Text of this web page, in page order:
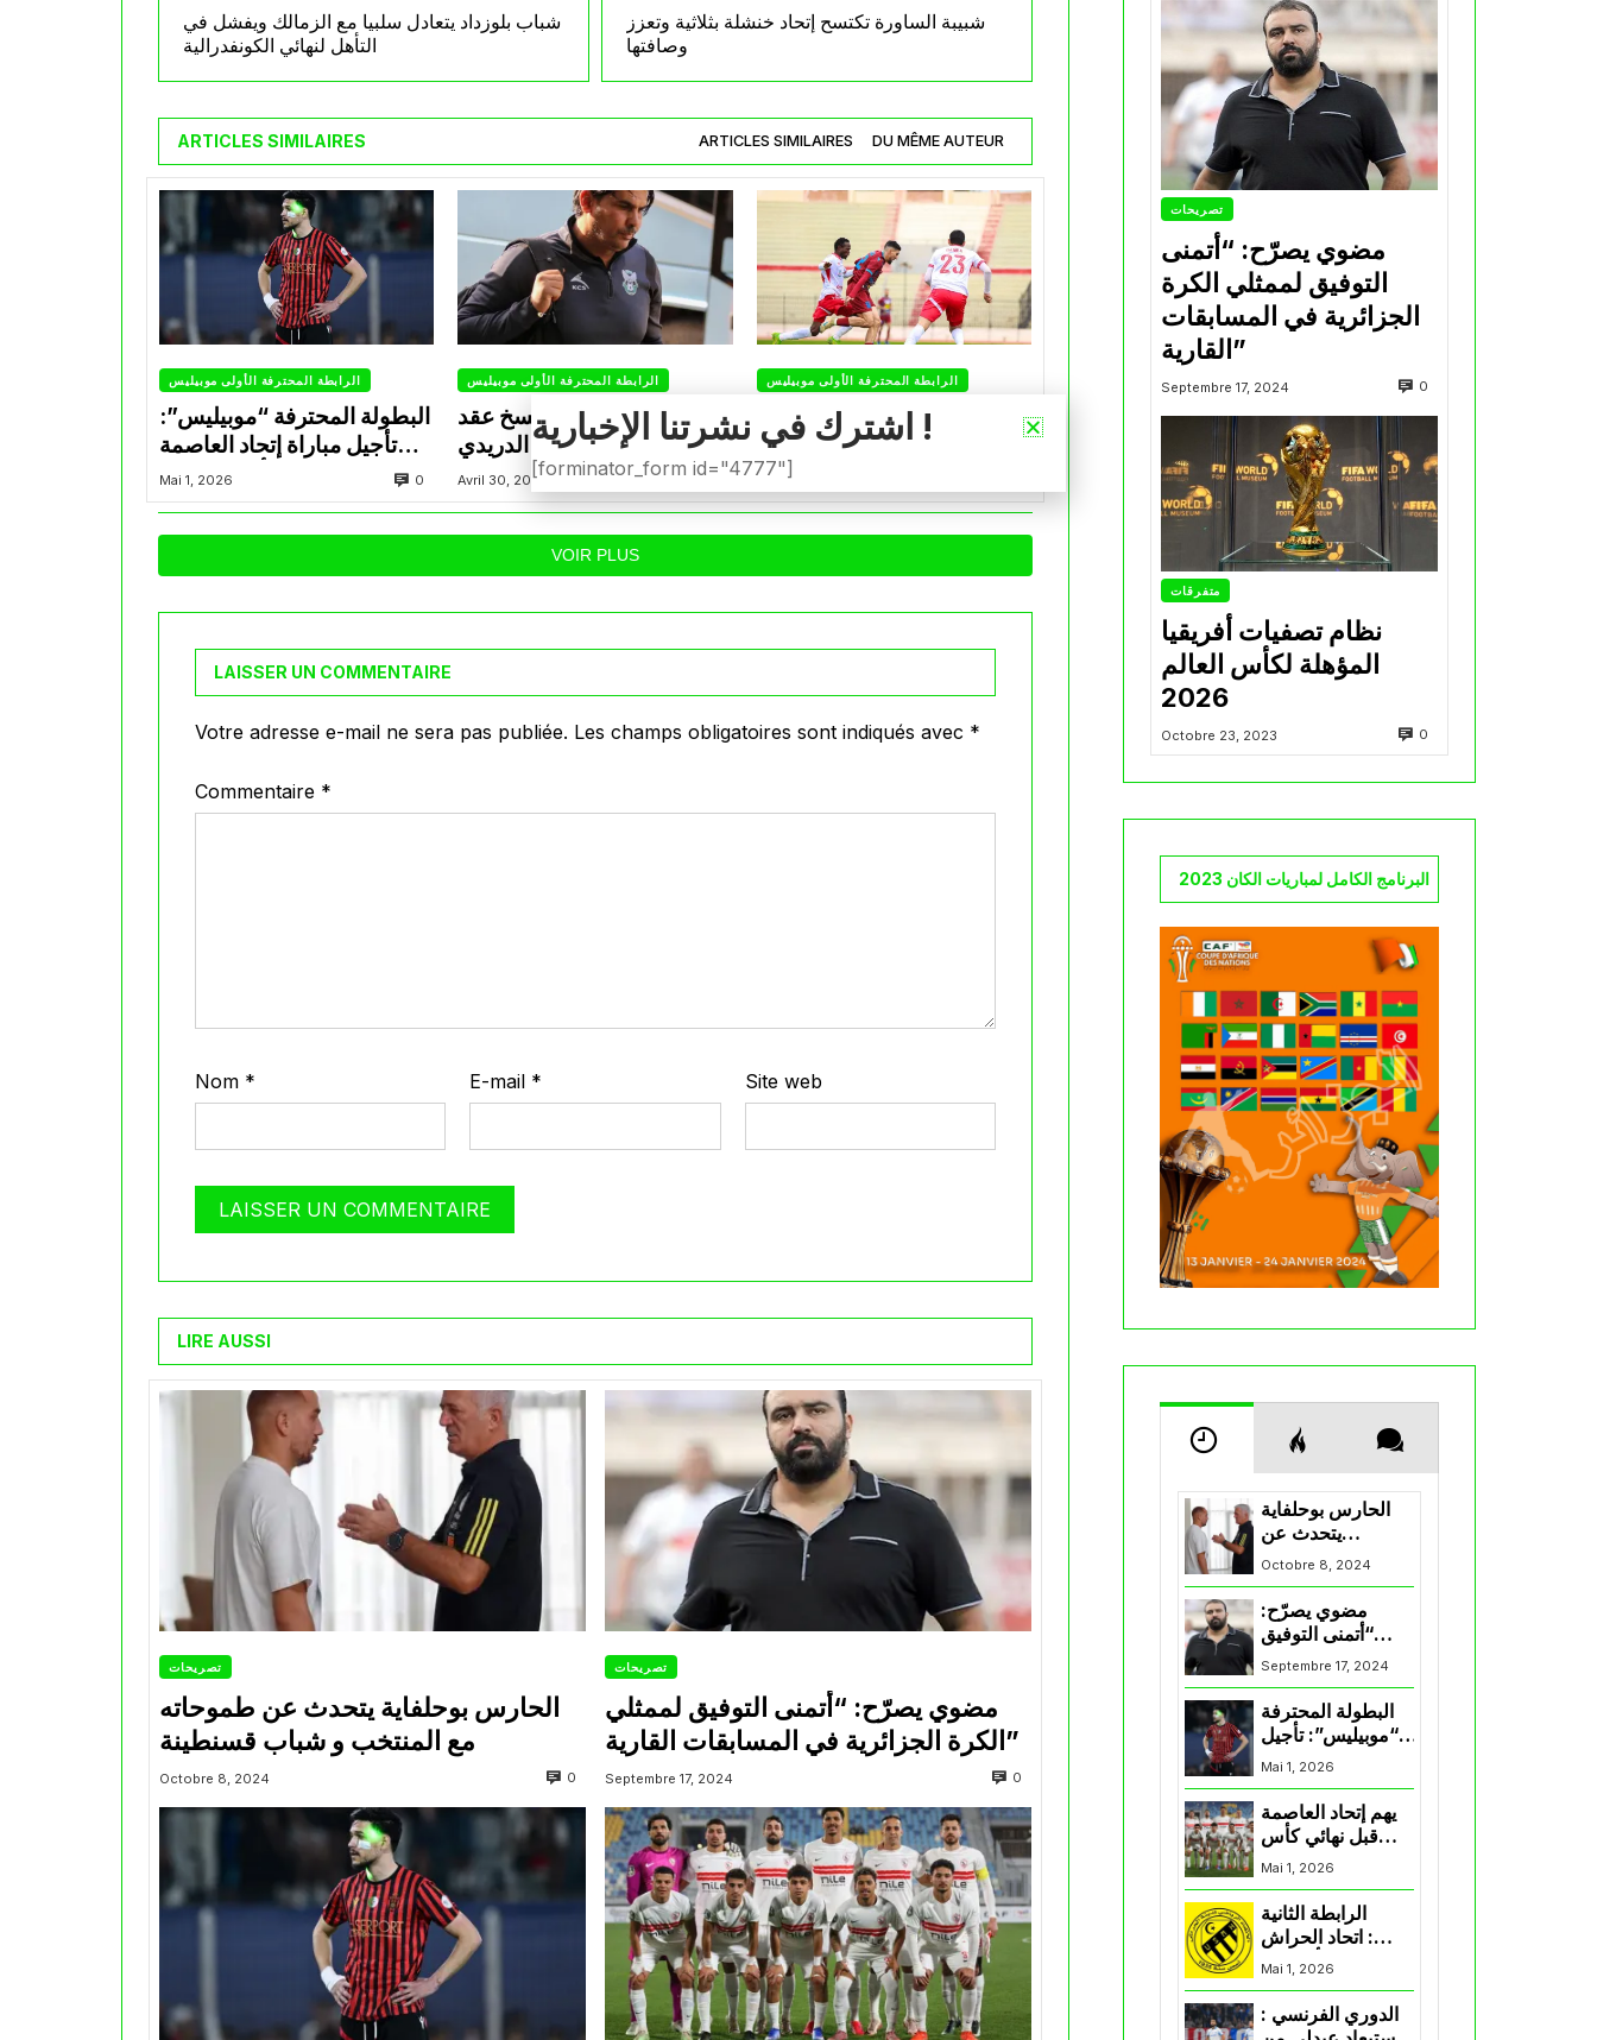
شباب بلوزداد يتعادل سلبيا مع الزمالك ويفشل في
التأهل لنهائي الكونفدرالية
شبيبة الساورة تكتسح إتحاد خنشلة بثلاثية وتعزز
وصافتها
ARTICLES SIMILAIRES ARTICLES SIMILAIRES DU MÊME AUTEUR
الرابطة المحترفة الأولى موبيليس
البطولة المحترفة “موبيليس”:
تأجيل مباراة إتحاد العاصمة
وأتلتيك بارادو
Mai 1, 2026 0
الرابطة المحترفة الأولى موبيليس
شباب قسنطينة يفسخ عقد
المدرب لسعد الدريدي
بالتراضي
Avril 30, 2026
الرابطة المحترفة الأولى موبيليس
أولمبيك أقبو يندد بالتحكيم
ويطالب بفتح تحقيق عاجل في
تجاوزات أثّرت على نتائج
الفريق
Avril 29, 2026
VOIR PLUS
LAISSER UN COMMENTAIRE
Votre adresse e-mail ne sera pas publiée. Les champs obligatoires sont indiqués avec *
Commentaire *
Nom * E-mail * Site web
LIRE AUSSI
تصريحات
الحارس بوحلفاية يتحدث عن طموحاته
مع المنتخب و شباب قسنطينة
Octobre 8, 2024 0
تصريحات
مضوي يصرّح: “أتمنى التوفيق لممثلي
الكرة الجزائرية في المسابقات القارية”
Septembre 17, 2024 0
تصريحات
مضوي يصرّح: “أتمنى
التوفيق لممثلي الكرة
الجزائرية في المسابقات
القارية”
Septembre 17, 2024 0
متفرقات
نظام تصفيات أفريقيا
المؤهلة لكأس العالم
2026
Octobre 23, 2023 0
البرنامج الكامل لمباريات الكان 2023
الحارس بوحلفاية
يتحدث عن
طموحاته مع
المنتخب و شباب
قسنطينة
Octobre 8, 2024
مضوي يصرّح:
“أتمنى التوفيق
لممثلي الكرة
الجزائرية في
Septembre 17, 2024
البطولة المحترفة
“موبيليس”: تأجيل
مباراة إتحاد
العاصمة وأتلتيك
بارادو
Mai 1, 2026
يهم إتحاد العاصمة
قبل نهائي كأس
اكاف : الزمالك
يسقط بثلاثية أمام
Mai 1, 2026
الرابطة الثانية
: اتحاد الحراش
يحسم التأهل إلى
“البلاي أوف”
Mai 1, 2026
الدوري الفرنسي :
اشترك في نشرتنا الإخبارية !
[forminator_form id="4777"]